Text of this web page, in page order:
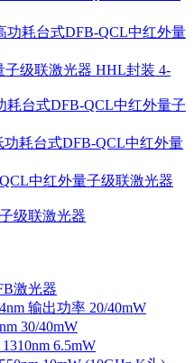
功耗台式DFB-QCL中红外量
子级联激光器 HHL封装 4-
耗台式DFB-QCL中红外量子
功耗台式DFB-QCL中红外量
中红外量子级联激光器
级联激光器
激光器
输出功率 20/40mW
30/40mW
6.5mW